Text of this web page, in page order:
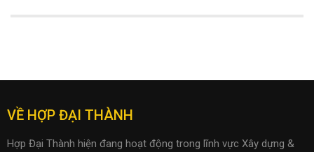
VỀ HỢP ĐẠI THÀNH
Hợp Đại Thành hiện đang hoạt động trong lĩnh vực Xây dựng &